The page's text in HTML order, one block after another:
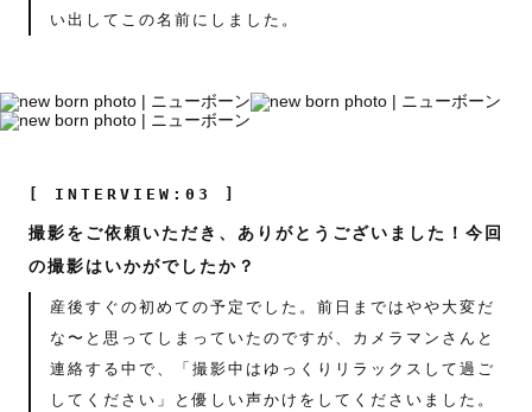
い出してこの名前にしました。
[ INTERVIEW:03 ]
撮影をご依頼いただき、ありがとうございました！今回
の撮影はいかがでしたか？
産後すぐの初めての予定でした。前日まではやや大変だ
な〜と思ってしまっていたのですが、カメラマンさんと
連絡する中で、「撮影中はゆっくりリラックスして過ご
してください」と優しい声かけをしてくださいました。